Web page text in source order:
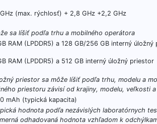
(max. rýchlosť) + 2,8 GHz +2,2 GHz
sa líšiť podľa trhu a mobilného operátora
RAM (LPDDR5) a 128 GB/256 GB interný úložný
RAM (LPDDR5) a 512 GB interný úložný priestor
priestor sa môže líšiť podľa trhu, modelu a
priestoru závisí od krajiny, modelu, veľkosti
mAh (typická kapacita)
hodnota podľa nezávislých laboratórnych
odhadovaná hodnota vzhľadom k